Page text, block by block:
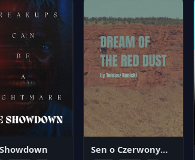
Sen o Czerwonym Pyle